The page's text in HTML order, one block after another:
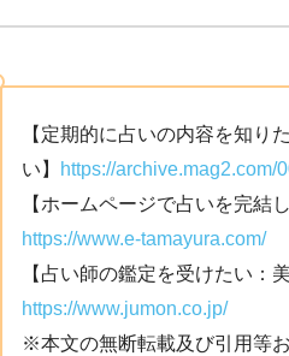
【定期的に占いの内容を知り
い】
https://archive.mag2.com/
【ホームページで占いを完結
https://www.e-tamayura.com/
【占い師の鑑定を受けたい：
https://www.jumon.co.jp/
※本文の無断転載及び引用等お